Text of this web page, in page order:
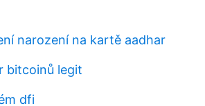
narození na kartě aadhar
bitcoinů legit
dfi